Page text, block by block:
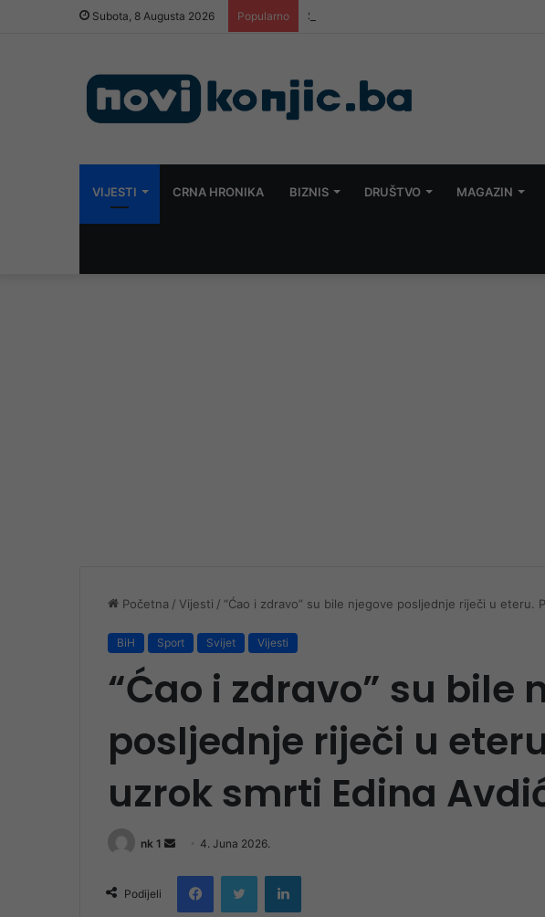
Subota, 8 Augusta 2026 Popularno Snimak s Jadrana zgrozio javnost:
VIJESTI CRNA HRONIKA BIZNIS DRUŠTVO MAGAZIN
Početna / Vijesti / “Ćao i zdravo” su bile njegove posljednje riječi u eteru.
BiH Sport Svijet Vijesti
“Ćao i zdravo” su bile
posljednje riječi u
uzrok smrti Edina
nk 1
Send
email
4. Juna 2026.
Podijeli
FacebookTwitter LinkedIn